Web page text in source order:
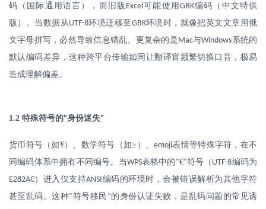
码（国际通用语言），而旧版 Excel 可能使用 GBK编码（中文特供
版）。当数据从 UTF-8环境迁移至GBK环境时，就像把英文文章用俄
文字母拼写，必然导致信息错乱。更复杂的是Mac与Windows系统的
默认编码差异，这种跨平台传输如同让翻译官频繁切换口音，极易
造成理解偏差。
1.2 特殊符号的"身份迷失"
货币符号（如¥）、数学符号（如≥）、emoji表情等特殊字符，在不
同编码体系中拥有不同编号。当WPS表格中的 "€"符号（ UTF-8编码为
E282AC）进入仅支持ANSI编码的环境时，会被错误解析为其他字符
甚至乱码。这种"符号移民 "的身份认证失败，是乱码问题的常见诱